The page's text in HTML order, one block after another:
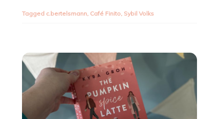
Tagged c.bertelsmann, Café Finito, Sybil Volks